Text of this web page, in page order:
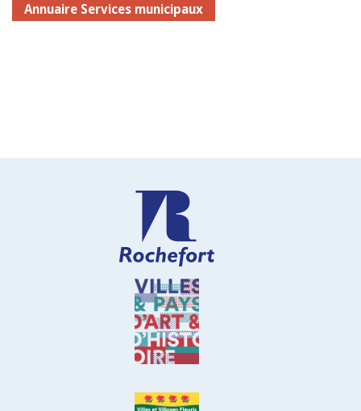
Annuaire Services municipaux